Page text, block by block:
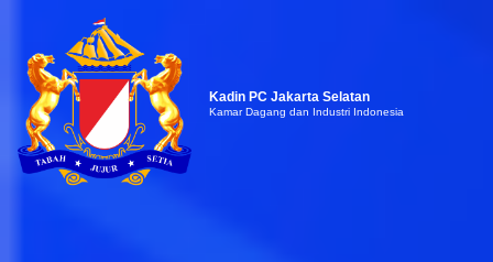
Kadin PC Jakarta Selatan
Kamar Dagang dan Industri Indonesia